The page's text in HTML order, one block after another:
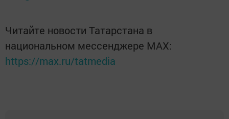
Читайте новости Татарстана в
национальном мессенджере MАХ:
https://max.ru/tatmedia